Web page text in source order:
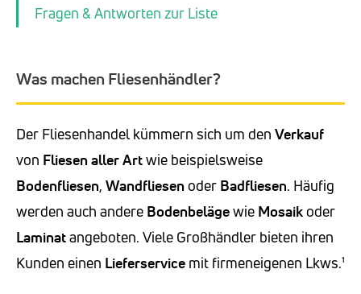
Fragen & Antworten zur Liste
Was machen Fliesenhändler?
Der Fliesenhandel kümmern sich um den Verkauf
von Fliesen aller Artwie beispielsweise
Bodenfliesen, Wandfliesen oder Badfliesen. Häufig
werden auch andere Bodenbelägewie Mosaikoder
Laminatangeboten. Viele Großhändler bieten ihren
Kunden einen Lieferservice mit firmeneigenen Lkws.¹